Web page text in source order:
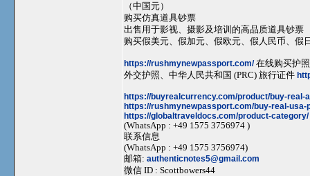
（中国元）
购买仿真道具钞票
出售用于影视、摄影及培训的高品质道具钞票
购买假美元、假加元、假欧元、假人民币、假
https://rushmynewpassport.com/在线购买护
外交护照、中华人民共和国 (PRC) 旅行证件
https://buyrealcurrency.com/product/buy-real-
https://rushmynewpassport.com/buy-real-usa-
https://globaltraveldocs.com/product-category/
(WhatsApp : +49 1575 3756974 )
联系信息
(WhatsApp : +49 1575 3756974)
邮箱: authenticnotes5@gmail.com
微信 ID : Scottbowers44